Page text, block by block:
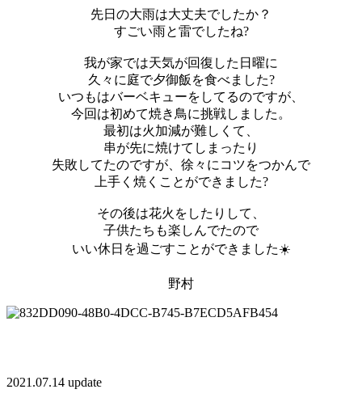
先日の大雨は大丈夫でしたか？
すごい雨と雷でしたね?
我が家では天気が回復した日曜に
久々に庭で夕御飯を食べました?
いつもはバーベキューをしてるのですが、
今回は初めて焼き鳥に挑戦しました。
最初は火加減が難しくて、
串が先に焼けてしまったり
失敗してたのですが、徐々にコツをつかんで
上手く焼くことができました?
その後は花火をしたりして、
子供たちも楽しんでたので
いい休日を過ごすことができました☀️
野村
2021.07.14 update